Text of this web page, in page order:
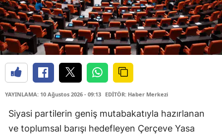
YAYINLAMA: 10 Ağustos 2026 - 09:13 EDİTÖR: Haber Merkezi
Siyasi partilerin geniş mutabakatıyla hazırlanan
ve toplumsal barışı hedefleyen Çerçeve Yasa